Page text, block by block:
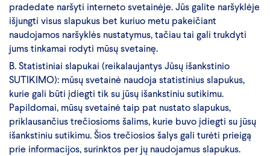
pradedate naršyti interneto svetainėje. Jūs galite naršyklėje
išjungti visus slapukus bet kuriuo metu pakeičiant
naudojamos naršyklės nustatymus, tačiau tai gali trukdyti
jums tinkamai rodyti mūsų svetainę.
B. Statistiniai slapukai (reikalaujantys Jūsų išankstinio
SUTIKIMO): mūsų svetainė naudoja statistinius slapukus,
kurie gali būti įdiegti tik su jūsų išankstiniu sutikimu.
Papildomai, mūsų svetainė taip pat nustato slapukus,
priklausančius trečiosioms šalims, kurie buvo įdiegti su jūsų
išankstiniu sutikimu. Šios trečiosios šalys gali turėti prieigą
prie informacijos, surinktos per jų naudojamus slapukus.